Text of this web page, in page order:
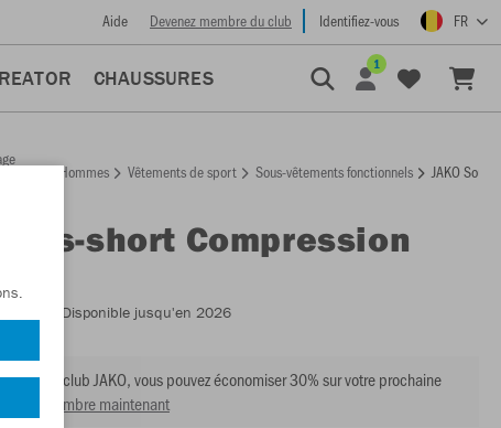
Aide Devenez membre du club Identifiez-vous FR
CHAUSSURES
1
Hommes Vêtements de sport Sous-vêtements fonctionnels JAKO
Sous-short Compression
- Disponible jusqu'en 2026
du club JAKO, vous pouvez économiser 30% sur votre prochaine
Devenir membre maintenant